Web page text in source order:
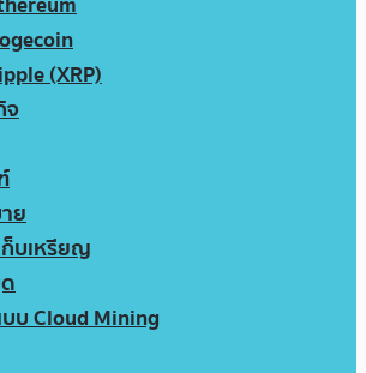
(XRP)
จ
ย
ก็บเหรียญ
บ Cloud Mining